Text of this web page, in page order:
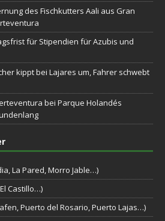
des Fischkutters Aali aus Gran
für Stipendien für Azubis und
kippt bei Lajares um, Fahrer schwebt
bei Parque Holandés
La Pared, Morro Jable…)
Castillo…)
Puerto del Rosario, Puerto Lajas…)